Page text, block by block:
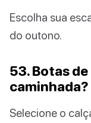
Escolha sua
do outono.
53. Botas
caminhada?
Selecione o